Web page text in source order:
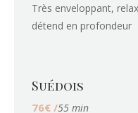
Très enveloppant,
détend en profondeur
Suédois
76€ /55 min